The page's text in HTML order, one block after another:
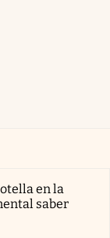
en la
saber